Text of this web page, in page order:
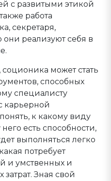
с развитыми этикой
работа
секретаря,
они реализуют себя в
может стать
способных
специалисту
карьерной
к какому виду
есть способности,
выполняться легко
потребует
и умственных и
Зная свой